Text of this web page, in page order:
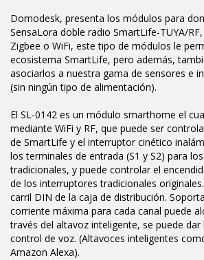
Domodesk, presenta los módulos para
SensaLora doble radio SmartLife-TUYA/
Zigbee o WiFi, este tipo de módulos le
ecosistema SmartLife, pero además,
asociarlos a nuestra gama de sensores e
(sin ningún tipo de alimentación).
El SL-0142 es un módulo smarthome el
mediante WiFi y RF, que puede ser
de SmartLife y el interruptor cinético
los terminales de entrada (S1 y S2) para
tradicionales, y puede controlar el
de los interruptores tradicionales
carril DIN de la caja de distribución.
corriente máxima para cada canal puede
través del altavoz inteligente, se puede
control de voz. (Altavoces inteligentes
Amazon Alexa).